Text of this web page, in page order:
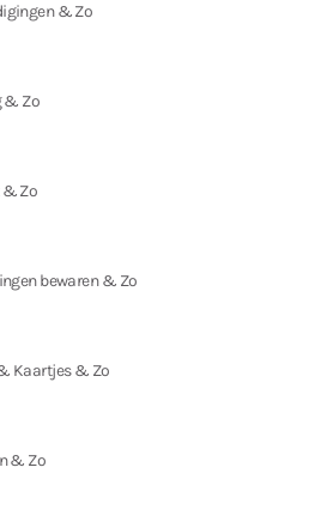
& Zo
& Zo
& Zo
bewaren & Zo
Kaartjes & Zo
& Zo